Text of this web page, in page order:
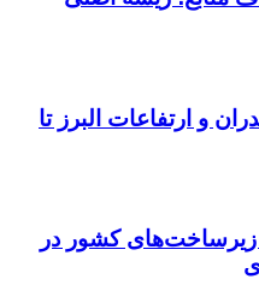
و ارتفاعات البرز تا
زیرساخت‌های کشور در